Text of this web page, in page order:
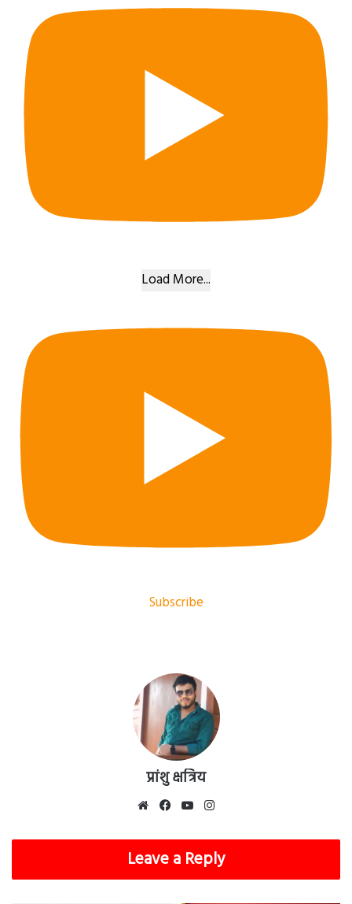
Load More...
Subscribe
प्रांशु क्षत्रिय
WebsiteFacebookYouTube
Leave a Reply